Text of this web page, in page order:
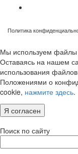
Политика
Мы используем файлы
Оставаясь на нашем
использования
Положениями о
cookie, нажмите здесь.
Я согласен
Поиск по сайту